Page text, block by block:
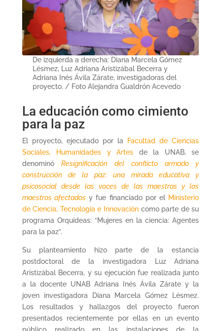
De izquierda a derecha: Diana Marcela Gómez
Lésmez, Luz Adriana Aristizábal Becerra y
Adriana Inés Ávila Zárate, investigadoras del
proyecto. / Foto Alejandra Gualdrón Acevedo
La educación como cimiento
para la paz
El proyecto, ejecutado por la Facultad de Ciencias
Sociales, Humanidades y Artes de la UNAB, se
denominó
Resignificación del conflicto armado y
construcción de la paz: una mirada educativa y
psicosocial desde las voces de las maestras y los
maestros afectados y fue financiado por el Ministerio
de Ciencia, Tecnología e Innovación como parte de su
programa Orquídeas: “Mujeres en la ciencia: Agentes
para la paz”.
Su planteamiento hizo parte de la estancia
postdoctoral de la investigadora Luz Adriana
Aristizábal Becerra, y su ejecución fue realizada junto
a la docente UNAB Adriana Inés Ávila Zárate y la
joven investigadora Diana Marcela Gómez Lésmez.
Los resultados y hallazgos del proyecto fueron
presentados recientemente por ellas en un evento